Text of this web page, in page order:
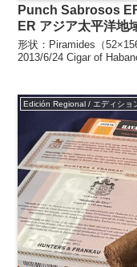
Punch Sabrosos
ER アジア太平洋地
形状：Piramides（
2013/6/24 Cigar of
Edición Regional / エディショ